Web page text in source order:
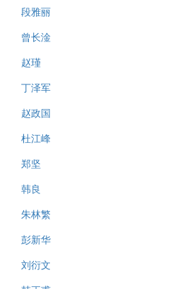
段雅丽
曾长淦
赵瑾
丁泽军
赵政国
杜江峰
郑坚
韩良
朱林繁
彭新华
刘衍文